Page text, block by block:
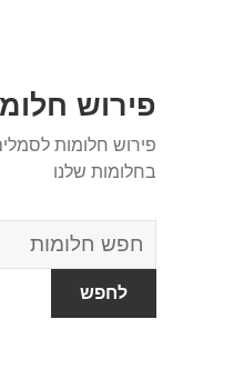
פירוש
פירוש חלומות
בחלומות שלנו
מילון
החלומות